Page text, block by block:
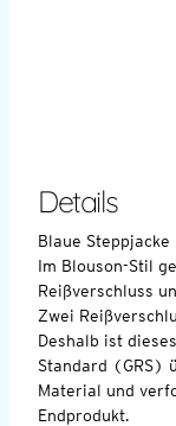
Details
Blaue
Im Blouson-Stil
Reißverschluss
Zwei
Deshalb ist
Standard (GRS)
Material und
Endprodukt.